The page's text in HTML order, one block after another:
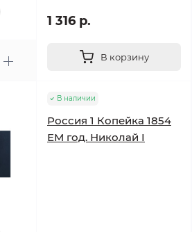
1 316 р.
В корзину
В наличии
Россия 1 Копейка 1854
ЕМ год. Николай I